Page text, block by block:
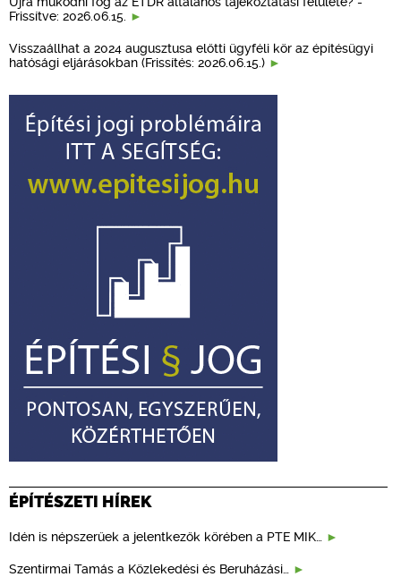
Frissítve: 2026.06.15.
Visszaállhat a 2024 augusztusa előtti ügyféli kör az építésügyi
hatósági eljárásokban (Frissítés: 2026.06.15.)
ÉPÍTÉSZETI HÍREK
Idén is népszerűek a jelentkezők körében a PTE MIK…
Szentirmai Tamás a Közlekedési és Beruházási…